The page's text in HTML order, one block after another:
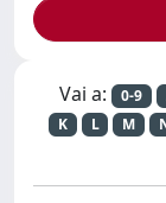
Vai a: 0-9
K
L M